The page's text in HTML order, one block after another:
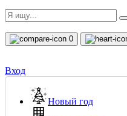
0
Вход
Новый год